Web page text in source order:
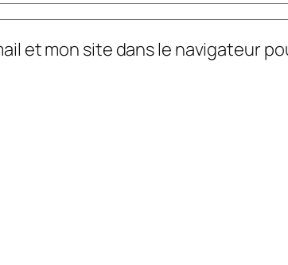
et mon site dans le navigateur